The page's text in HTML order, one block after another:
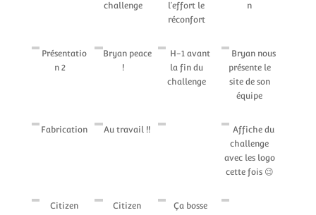
challenge
l’effort le
réconfort
n
Présentatio
n 2
Bryan peace
!
H-1 avant
la fin du
challenge
Bryan nous
présente le
site de son
équipe
Fabrication Au travail !!
Affiche du
challenge
avec les logo
cette fois 😉
Citizen
Citizen
Ça bosse